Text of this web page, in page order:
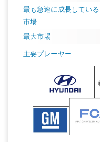
最も急速に成長している
市場
最大市場
主要プレーヤー